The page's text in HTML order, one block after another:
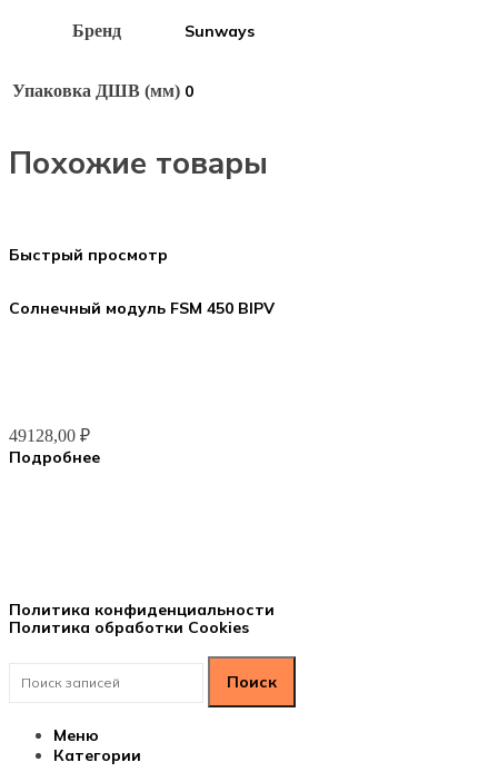
Бренд Sunways
Упаковка ДШВ (мм) 0
Похожие товары
Быстрый просмотр
Солнечный модуль FSM 450 BIPV
49128,00 ₽
Подробнее
Политика конфиденциальности
Политика обработки Cookies
Поиск
Меню
Категории